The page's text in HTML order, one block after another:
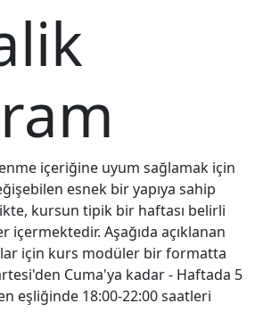
içeriğine uyum sağlamak için
esnek bir yapıya sahip
kursun tipik bir haftası belirli
içermektedir. Aşağıda açıklanan
için kurs modüler bir formatta
Cuma'ya kadar - Haftada 5
eşliğinde 18:00-22:00 saatleri